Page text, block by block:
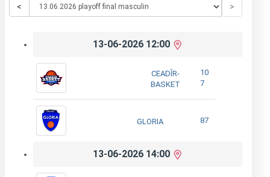
< >
13-06-2026 12:00
CEADÎR-
BASKET
10
7
GLORIA 87
13-06-2026 14:00